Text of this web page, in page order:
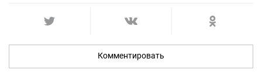
Комментировать